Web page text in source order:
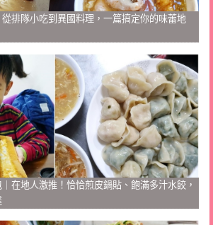
排隊小吃到異國料理，一篇搞定你的味蕾地
在地人激推！恰恰煎皮鍋貼、飽滿多汁水餃，